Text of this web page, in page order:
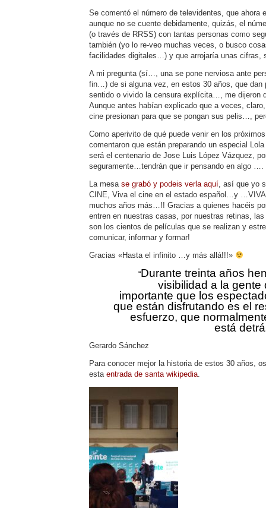
Se comentó el número de televidentes, que ahora
aunque no se cuente debidamente, quizás, el
(o través de RRSS) con tantas personas como
también (yo lo re-veo muchas veces, o busco
facilidades digitales…) y que arrojaría unas cifras,
A mi pregunta (sí…, una se pone nerviosa ante
fin…) de si alguna vez, en estos 30 años, que dan
sentido o vivido la censura explícita…, me dijeron
Aunque antes habían explicado que a veces,
cine presionan para que se pongan sus pelis…,
Como aperivito de qué puede venir en los
comentaron que están preparando un especial
será el centenario de Jose Luis López Vázquez,
seguramente…tendrán que ir pensando en algo ….
La mesa se grabó y podeis verla aquí , así que yo
CINE, Viva el cine en el estado español…y
muchos años más…!! Gracias a quienes hacéis
entren en nuestras casas, por nuestras retinas,
son los cientos de películas que se realizan y
comunicar, informar y formar!
Gracias «Hasta el infinito …y más allá!!!»
“Durante treinta años
visibilidad a la gente
importante que los
que están disfrutando es el
esfuerzo, que
está
Gerardo Sánchez
Para conocer mejor la historia de estos 30 años,
esta entrada de santa wikipedia